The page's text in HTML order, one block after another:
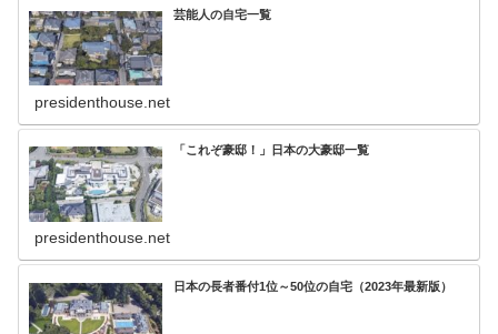
芸能人の自宅一覧
presidenthouse.net
「これぞ豪邸！」日本の大豪邸一覧
presidenthouse.net
日本の長者番付1位～50位の自宅（2023年最新版）